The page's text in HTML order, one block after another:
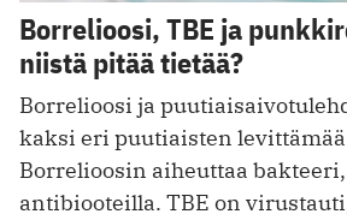
Borrelioosi, TBE ja
niistä pitää tietää?
Borrelioosi ja
kaksi eri puutiaisten
Borrelioosin aiheuttaa
antibiooteilla. TBE on